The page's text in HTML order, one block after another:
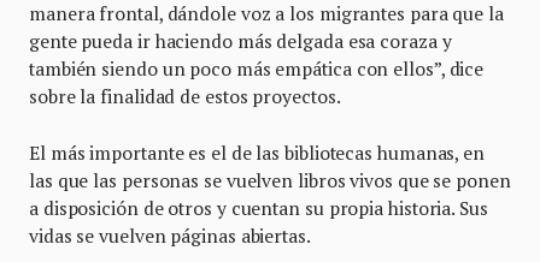
manera frontal, dándole voz a los migrantes para que la
gente pueda ir haciendo más delgada esa coraza y
también siendo un poco más empática con ellos”, dice
sobre la finalidad de estos proyectos.
El más importante es el de las bibliotecas humanas, en
las que las personas se vuelven libros vivos que se ponen
a disposición de otros y cuentan su propia historia. Sus
vidas se vuelven páginas abiertas.